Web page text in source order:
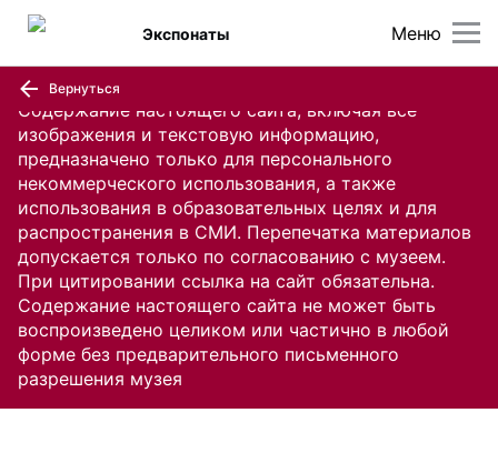
Содержание настоящего сайта, включая все
изображения и текстовую информацию,
предназначено только для персонального
некоммерческого использования, а также
использования в образовательных целях и для
распространения в СМИ. Перепечатка материалов
допускается только по согласованию с музеем.
При цитировании ссылка на сайт обязательна.
Содержание настоящего сайта не может быть
воспроизведено целиком или частично в любой
форме без предварительного письменного
разрешения музея
Меню
Экспонаты
Вернуться